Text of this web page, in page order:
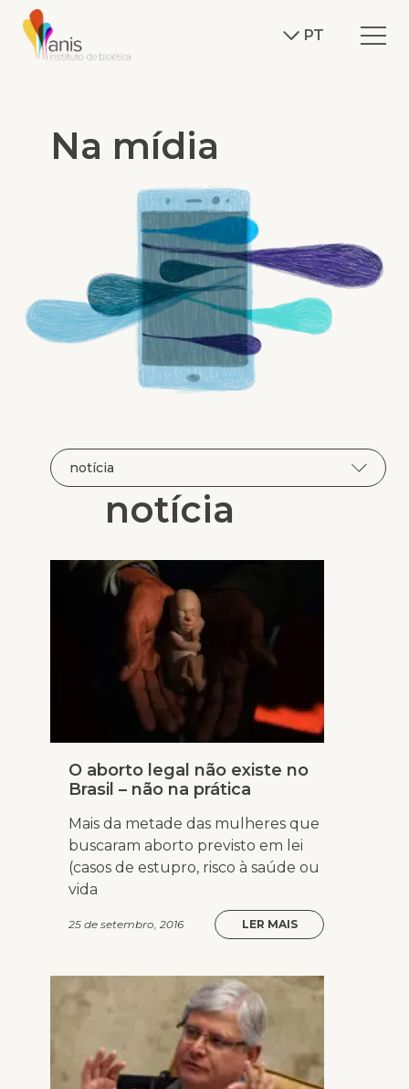
PT
Na mídia
notícia
O aborto legal não existe no
Brasil – não na prática
Mais da metade das mulheres que
buscaram aborto previsto em lei
(casos de estupro, risco à saúde ou
vida
25 de setembro, 2016 LER MAIS